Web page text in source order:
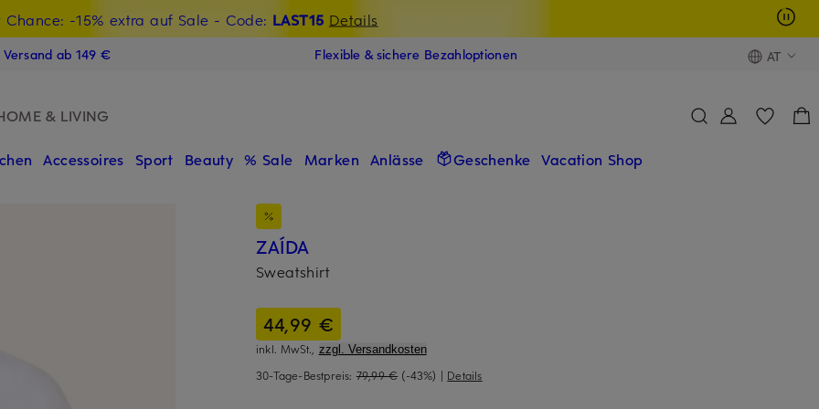
Chance: -15% extra auf Sale - Code: LAST15 Details
Willkommensgutschein mit Beyond sichern
ab 149 € Flexible & sichere Bezahloptionen AT
& LIVING
Accessoires Sport Beauty % Sale Marken Anlässe Geschenke Vacation Shop
ZAÍDA
Sweatshirt
44,99 €
inkl. MwSt., zzgl. Versandkosten
30-Tage-Bestpreis: 79,99 € (-43%) | Details